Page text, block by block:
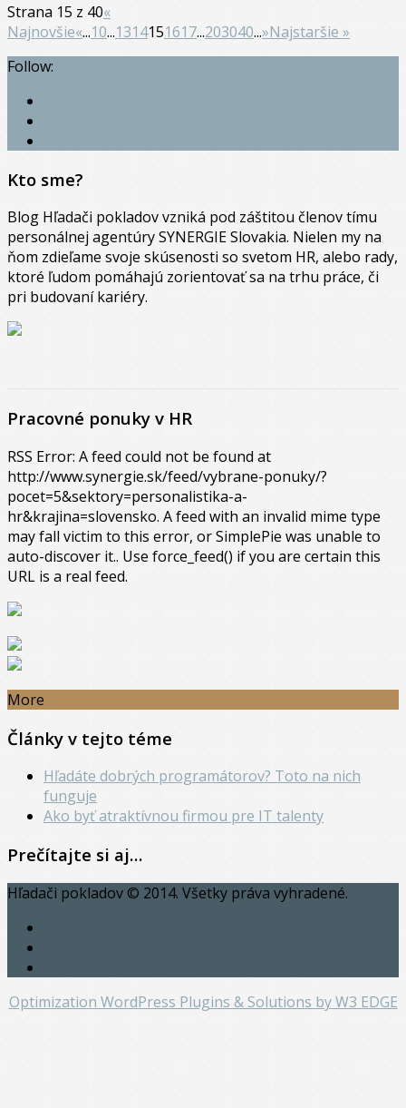
Strana 15 z 40«
Najnovšie«...10...1314151617...203040...»Najstaršie »
Follow:
Kto sme?
Blog Hľadači pokladov vzniká pod záštitou členov tímu
personálnej agentúry SYNERGIE Slovakia. Nielen my na
ňom zdieľame svoje skúsenosti so svetom HR, alebo rady,
ktoré ľudom pomáhajú zorientovať sa na trhu práce, či
pri budovaní kariéry.
Pracovné ponuky v HR
RSS Error: A feed could not be found at
http://www.synergie.sk/feed/vybrane-ponuky/?
pocet=5&sektory=personalistika-a-
hr&krajina=slovensko. A feed with an invalid mime type
may fall victim to this error, or SimplePie was unable to
auto-discover it.. Use force_feed() if you are certain this
URL is a real feed.
More
Články v tejto téme
Hľadáte dobrých programátorov? Toto na nich
funguje
Ako byť atraktívnou firmou pre IT talenty
Prečítajte si aj…
Hľadači pokladov © 2014. Všetky práva vyhradené.
Optimization WordPress Plugins & Solutions by W3 EDGE